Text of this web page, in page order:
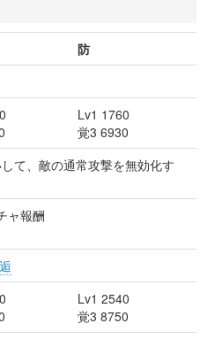
防
Lv1 1760
覚3 6930
て、敵の通常攻撃を無効化す
ャ報酬
Lv1 2540
覚3 8750